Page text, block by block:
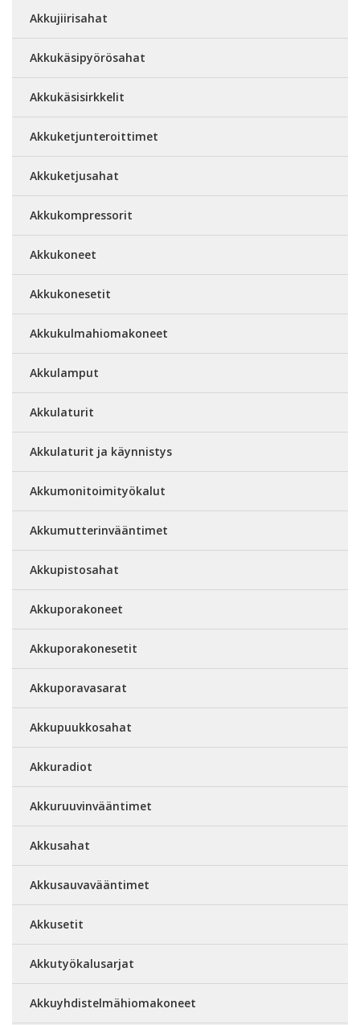
Akkujiirisahat
Akkukäsipyörösahat
Akkukäsisirkkelit
Akkuketjunteroittimet
Akkuketjusahat
Akkukompressorit
Akkukoneet
Akkukonesetit
Akkukulmahiomakoneet
Akkulamput
Akkulaturit
Akkulaturit ja käynnistys
Akkumonitoimityökalut
Akkumutterinvääntimet
Akkupistosahat
Akkuporakoneet
Akkuporakonesetit
Akkuporavasarat
Akkupuukkosahat
Akkuradiot
Akkuruuvinvääntimet
Akkusahat
Akkusauvavääntimet
Akkusetit
Akkutyökalusarjat
Akkuyhdistelmähiomakoneet